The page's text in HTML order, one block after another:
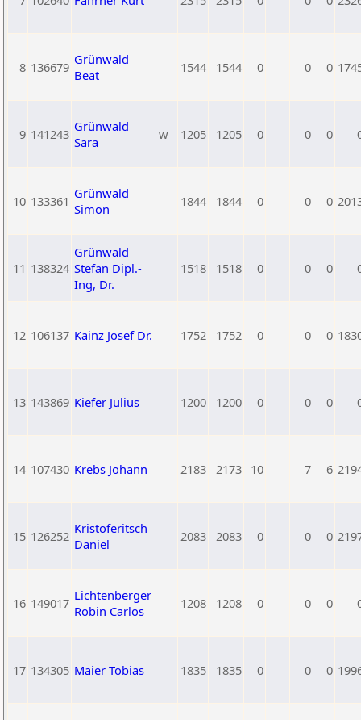
8 136679 Grünwald
Beat
1544 1544 0 0 0
9 141243 Grünwald
Sara
w 1205 1205 0 0 0
10 133361 Grünwald
Simon
1844 1844 0 0 0
11 138324
Grünwald
Stefan Dipl.-
Ing, Dr.
1518 1518 0 0 0
12 106137 Kainz Josef Dr. 1752 1752 0 0 0
13 143869 Kiefer Julius 1200 1200 0 0 0
14 107430 Krebs Johann 2183 2173 10 7 6
15 126252 Kristoferitsch
Daniel
2083 2083 0 0 0
16 149017 Lichtenberger
Robin Carlos
1208 1208 0 0 0
17 134305 Maier Tobias 1835 1835 0 0 0